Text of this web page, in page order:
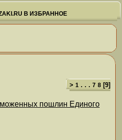
В ИЗБРАННОЕ
> 1 . . . 7 8 [9]
пошлин Единого